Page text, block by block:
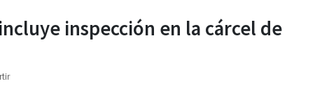
inspección en la cárcel de